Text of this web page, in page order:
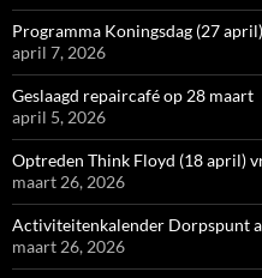
Programma Koningsdag (27 april)
april 7, 2026
Geslaagd repaircafé op 28 maart
april 5, 2026
Optreden Think Floyd (18 april)
maart 26, 2026
Activiteitenkalender Dorpspunt
maart 26, 2026